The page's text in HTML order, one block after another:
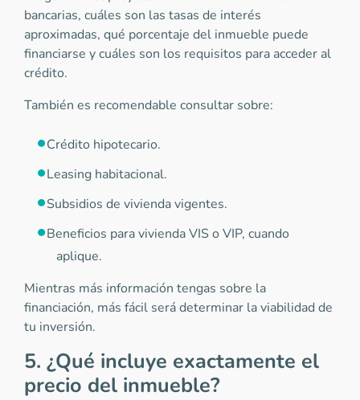
bancarias, cuáles son las tasas de interés
aproximadas, qué porcentaje del inmueble puede
financiarse y cuáles son los requisitos para acceder al
crédito.
También es recomendable consultar sobre:
Crédito hipotecario.
Leasing habitacional.
Subsidios de vivienda vigentes.
Beneficios para vivienda VIS o VIP, cuando
aplique.
Mientras más información tengas sobre la
financiación, más fácil será determinar la viabilidad de
tu inversión.
5. ¿Qué incluye exactamente el
precio del inmueble?